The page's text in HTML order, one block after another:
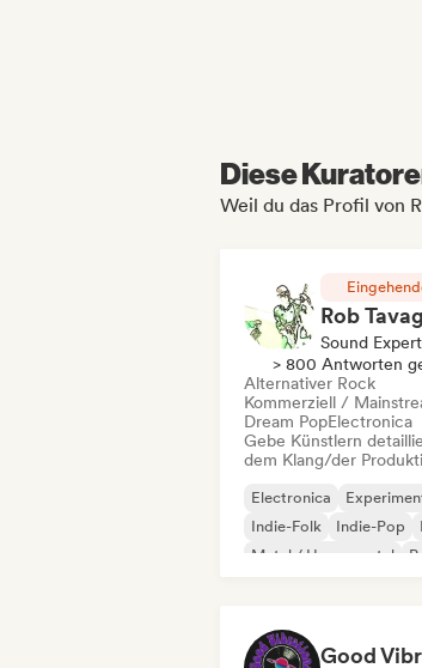
Diese
Weil du das Profil von
Sound
> 800 Antworten
Alternativer Rock
Kommerziell /
Dream PopElectronica
Gebe Künstlern
dem Klang/der
Electronica
Indie-Folk
Indie-Pop
Metal / Heavy metal
Good